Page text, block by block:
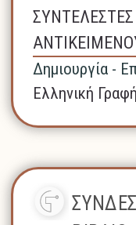
Δημιουργία -
Ελληνική Γραφή